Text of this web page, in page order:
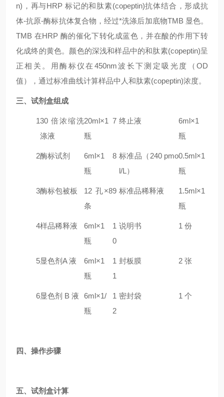
n) ，再与HRP 标记的和肽素(copeptin)抗体结合，形成抗
体-抗原-酶标抗体复合物，经过*洗涤后加底物TMB 显色。
TMB 在HRP 酶的催化下转化成蓝色，并在酸的作用下转
化成终的黄色。颜色的深浅和样品中的和肽素(copeptin)呈
正相关。用酶标仪在450nm波长下测定吸光度（OD
值），通过标准曲线计算样品中人 和肽素(copeptin)浓度。
三、试剂盒组成
130 倍浓缩洗
涤液
20ml×1
瓶
7 终止液
6ml×1
瓶
2酶标试剂
6ml×1
瓶
8 标准品（240 pmo
l/L）
0.5ml×1
瓶
3酶标包被板
12 孔×8
条
9 标准品稀释液
1.5ml×1
瓶
4样品稀释液
6ml×1
瓶
1
0
说明书 1 份
5显色剂A 液
6ml×1
瓶
1
1
封板膜 2 张
6显色剂 B 液
6ml×1/
瓶
1
2
密封袋 1 个
四、操作步骤
五、试剂盒计算